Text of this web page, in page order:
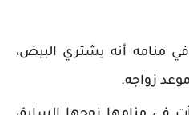
منامه أنه يشتري البيض،
زواجه.